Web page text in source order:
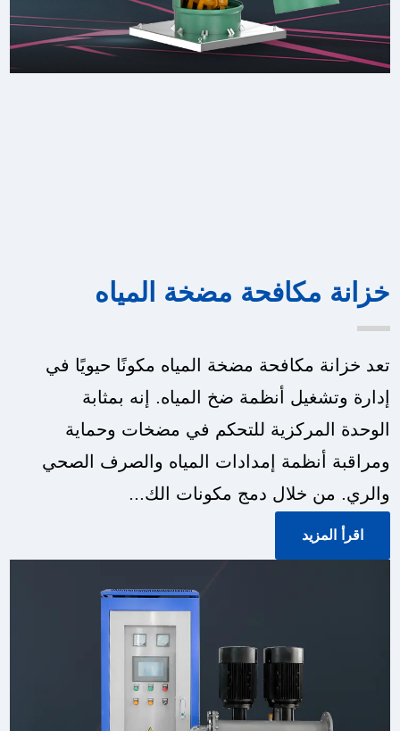
خزانة مكافحة مضخة المياه
تعد خزانة مكافحة مضخة المياه مكونًا حيويًا في
إدارة وتشغيل أنظمة ضخ المياه. إنه بمثابة
الوحدة المركزية للتحكم في مضخات وحماية
ومراقبة أنظمة إمدادات المياه والصرف الصحي
والري. من خلال دمج مكونات الك...
اقرأ المزيد